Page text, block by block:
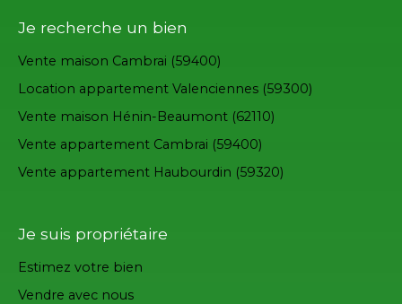
Je recherche un bien
Vente maison Cambrai (59400)
Location appartement Valenciennes (59300)
Vente maison Hénin-Beaumont (62110)
Vente appartement Cambrai (59400)
Vente appartement Haubourdin (59320)
Je suis propriétaire
Estimez votre bien
Vendre avec nous